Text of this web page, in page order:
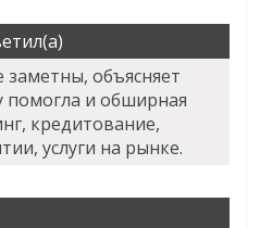
заметны, объясняет
помогла и обширная
кредитование,
услуги на рынке.